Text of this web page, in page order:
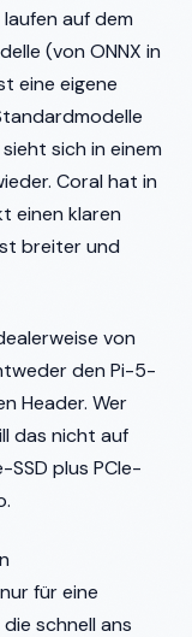
laufen auf dem
(von ONNX in
eine eigene
sich in einem
Coral hat in
einen klaren
breiter und
von
den Pi-5-
Header. Wer
das nicht auf
SSD plus PCIe-
für eine
schnell ans